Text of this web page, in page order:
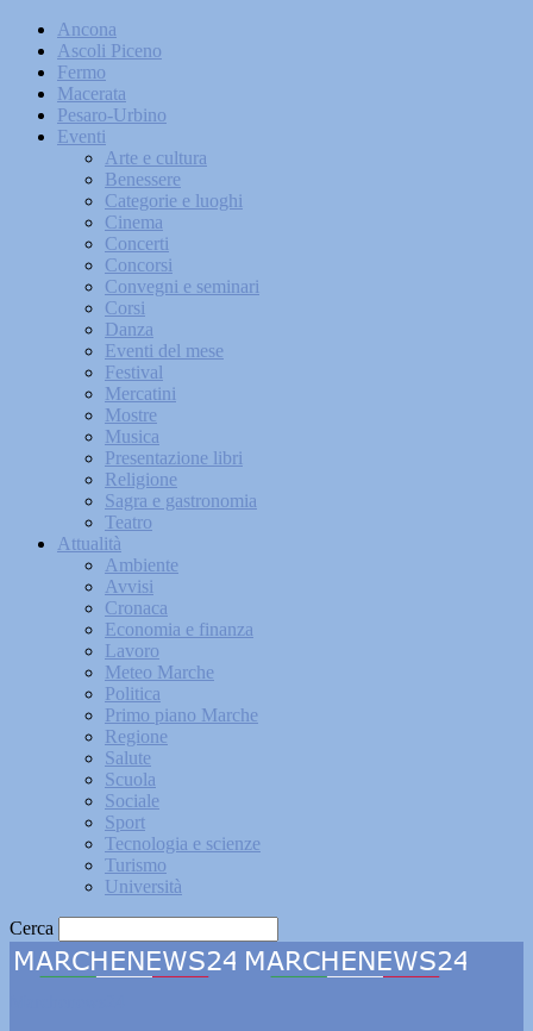
Ancona
Ascoli Piceno
Fermo
Macerata
Pesaro-Urbino
Eventi
Arte e cultura
Benessere
Categorie e luoghi
Cinema
Concerti
Concorsi
Convegni e seminari
Corsi
Danza
Eventi del mese
Festival
Mercatini
Mostre
Musica
Presentazione libri
Religione
Sagra e gastronomia
Teatro
Attualità
Ambiente
Avvisi
Cronaca
Economia e finanza
Lavoro
Meteo Marche
Politica
Primo piano Marche
Regione
Salute
Scuola
Sociale
Sport
Tecnologia e scienze
Turismo
Università
Cerca